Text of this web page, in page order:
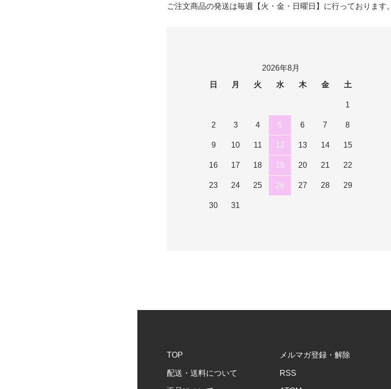
ご注文商品の発送は毎週【火・金・日曜日】に行っております。
2026年8月
日
月 火 水 木 金 土
1
2 3 4 5 6 7 8
9 10 11 12 13 14 15
16 17 18 19 20 21 22
23 24 25 26 27 28 29
30 31
TOP
配送・送料について
メルマガ登録・解除
RSS